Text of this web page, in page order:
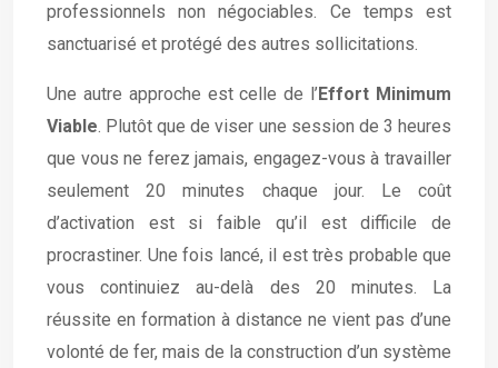
professionnels non négociables. Ce temps est
sanctuarisé et protégé des autres sollicitations.
Une autre approche est celle de l’Effort Minimum
Viable. Plutôt que de viser une session de 3 heures
que vous ne ferez jamais, engagez-vous à travailler
seulement 20 minutes chaque jour. Le coût
d’activation est si faible qu’il est difficile de
procrastiner. Une fois lancé, il est très probable que
vous continuiez au-delà des 20 minutes. La
réussite en formation à distance ne vient pas d’une
volonté de fer, mais de la construction d’un système